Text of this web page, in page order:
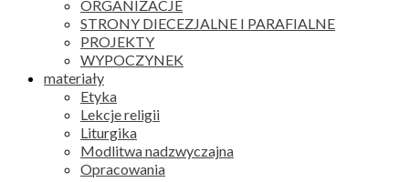
ORGANIZACJE
STRONY DIECEZJALNE I PARAFIALNE
PROJEKTY
WYPOCZYNEK
materiały
Etyka
Lekcje religii
Liturgika
Modlitwa nadzwyczajna
Opracowania